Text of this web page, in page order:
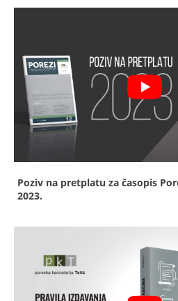
Poziv na pretplatu za časopis
2023.